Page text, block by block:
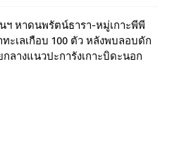
ฯ หาดนพรัตน์ธารา-หมู่เกาะพีพี
ะเลเกือบ 100 ตัว หลังพบลอบดัก
ลางแนวปะการังเกาะบิดะนอก